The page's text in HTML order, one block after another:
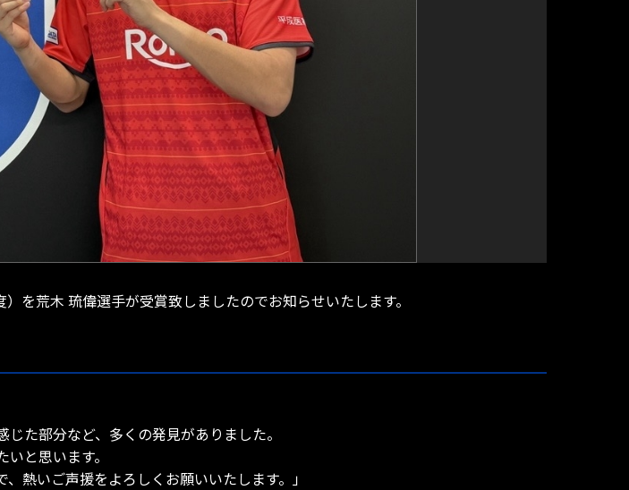
を荒木 琉偉選手が受賞致しましたのでお知らせいたします。
た部分など、多くの発見がありました。
と思います。
熱いご声援をよろしくお願いいたします。」